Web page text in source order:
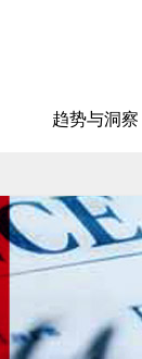
趋势与洞察